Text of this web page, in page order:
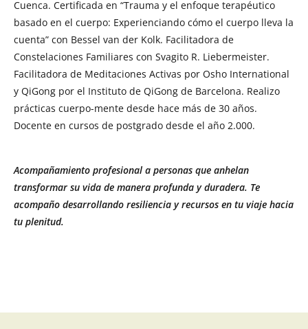
Cuenca. Certificada en “Trauma y el enfoque terapéutico
basado en el cuerpo: Experienciando cómo el cuerpo lleva la
cuenta” con Bessel van der Kolk. Facilitadora de
Constelaciones Familiares con Svagito R. Liebermeister.
Facilitadora de Meditaciones Activas por Osho International
y QiGong por el Instituto de QiGong de Barcelona. Realizo
prácticas cuerpo-mente desde hace más de 30 años.
Docente en cursos de postgrado desde el año 2.000.
Acompañamiento profesional a personas que anhelan
transformar su vida de manera profunda y duradera. Te
acompaño desarrollando resiliencia y recursos en tu viaje hacia
tu plenitud.